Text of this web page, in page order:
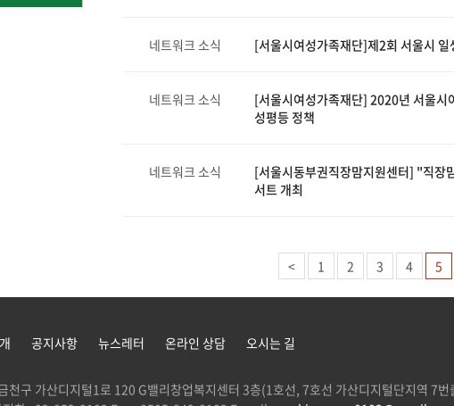
네트워크 소식 [서울시여성가족재단]제2회 서울시 일
네트워크 소식
[서울시여성가족재단] 2020년 서울시
성평등 정책
네트워크 소식
[서울시동부권직장맘지원센터] "직장
서트 개최
< 1 2 3 4 5
공지사항 뉴스레터 온라인 상담 오시는 길
천구 가산디지털1로 120 G밸리창업복지센터 3층(1호선, 7호선 가산디지털단지역 7번